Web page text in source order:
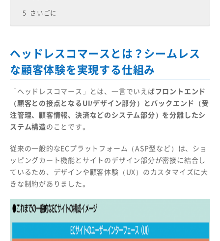
さいごに
ヘッドレスコマースとは？シームレス
な顧客体験を実現する仕組み
「ヘッドレスコマース」とは、一言でいえばフロントエンド
（顧客との接点となるUI/デザイン部分）とバックエンド（受
注管理、顧客情報、決済などのシステム部分）を分離したシ
ステム構造のことです。
従来の一般的なECプラットフォーム（ASP型など）は、ショ
ッピングカート機能とサイトのデザイン部分が密接に結合し
ているため、デザインや顧客体験（UX）のカスタマイズに大
きな制約がありました。